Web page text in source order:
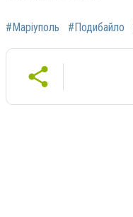
#Маріуполь #Подибайло